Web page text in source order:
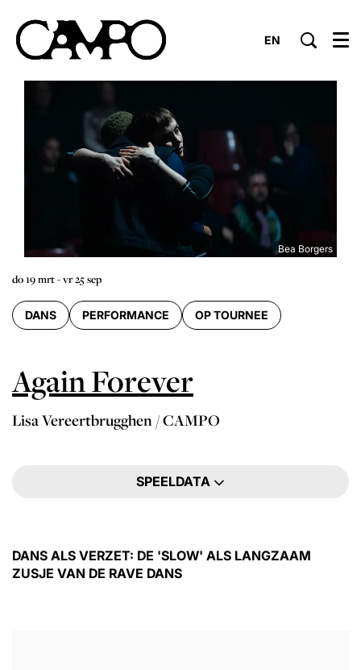
EN Menu
Bea Borgers
DANS PERFORMANCE OP TOURNEE
Again Forever
Lisa Vereertbrugghen / CAMPO
do 19 mrt-vr 25 sep
SPEELDATA
DANS ALS VERZET: DE 'SLOW' ALS LANGZAAM
ZUSJE VAN DE RAVE DANS